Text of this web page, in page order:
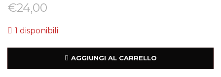
€24,00
1 disponibili
AGGIUNGI AL CARRELLO